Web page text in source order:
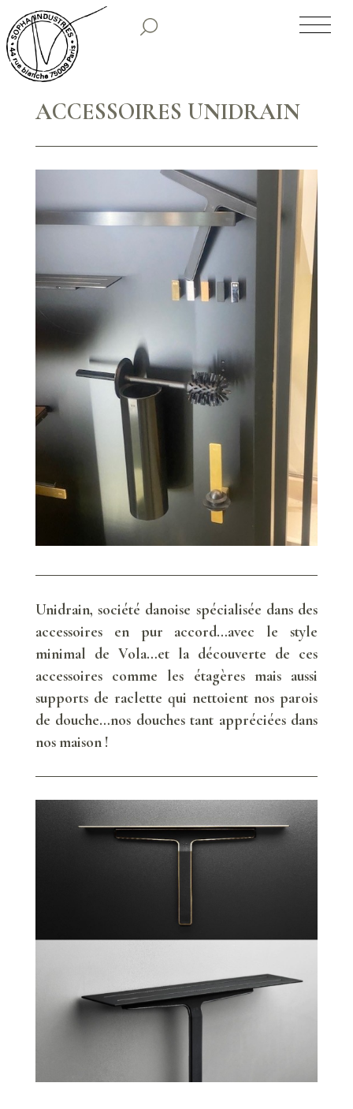
SOPHA INDUSTRIES
TIRAGES LIMITÉS
SHOWROOM
HISTORIQUE
ACCESSOIRES UNIDRAIN
Unidrain, société danoise spécialisée dans des
accessoires en pur accord…avec le style
minimal de Vola…et la découverte de ces
accessoires comme les étagères mais aussi
supports de raclette qui nettoient nos parois
de douche…nos douches tant appréciées dans
nos maison !